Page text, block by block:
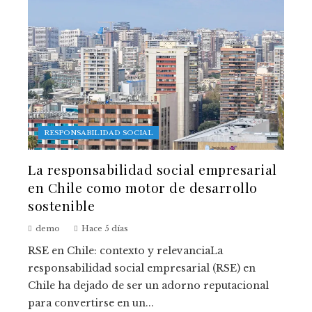
RESPONSABILIDAD SOCIAL
La responsabilidad social empresarial
en Chile como motor de desarrollo
sostenible
demo Hace 5 días
RSE en Chile: contexto y relevanciaLa
responsabilidad social empresarial (RSE) en
Chile ha dejado de ser un adorno reputacional
para convertirse en un...